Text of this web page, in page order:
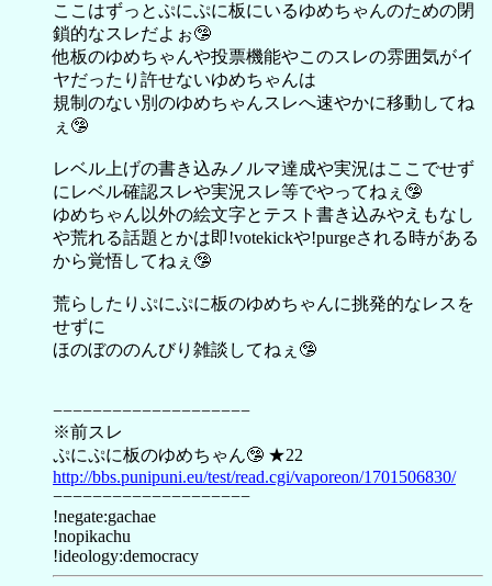
ここはずっとぷにぷに板にいるゆめちゃんのための閉
鎖的なスレだよぉ🤥
他板のゆめちゃんや投票機能やこのスレの雰囲気がイ
ヤだったり許せないゆめちゃんは
規制のない別のゆめちゃんスレへ速やかに移動してね
ぇ🤥
レベル上げの書き込みノルマ達成や実況はここでせず
にレベル確認スレや実況スレ等でやってねぇ🤥
ゆめちゃん以外の絵文字とテスト書き込みやえもなし
や荒れる話題とかは即!votekickや!purgeされる時がある
から覚悟してねぇ🤥
荒らしたりぷにぷに板のゆめちゃんに挑発的なレスを
せずに
ほのぼののんびり雑談してねぇ🤥
−−−−−−−−−−−−−−−−−−−−
※前スレ
ぷにぷに板のゆめちゃん🤥 ★22
http://bbs.punipuni.eu/test/read.cgi/vaporeon/1701506830/
−−−−−−−−−−−−−−−−−−−−
!negate:gachae
!nopikachu
!ideology:democracy